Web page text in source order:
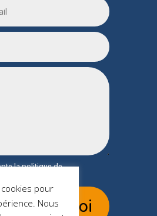
la politique de
Envoi
pour
Nous